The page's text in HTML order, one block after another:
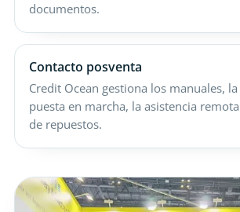
documentos.
Contacto posventa
Credit Ocean gestiona los manuales,
puesta en marcha, la asistencia
de repuestos.